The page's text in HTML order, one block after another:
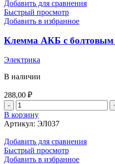
5000
К
Добавить для сравнения
Быстрый просмотр
Добавить в избранное
Клемма АКБ с болтовым
Электрика
В наличии
288,00 ₽
Количество
товара
Клемма
АКБ
с
болтовым
зажимом
В корзину
Артикул: ЭЛ037
Добавить для сравнения
Быстрый просмотр
Добавить в избранное